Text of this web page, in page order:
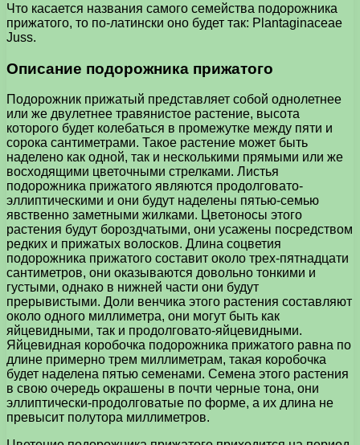
Что касается названия самого семейства подорожника
прижатого, то по-латински оно будет так: Plantaginaceae
Juss.
Описание подорожника прижатого
Подорожник прижатый представляет собой однолетнее
или же двулетнее травянистое растение, высота
которого будет колебаться в промежутке между пяти и
сорока сантиметрами. Такое растение может быть
наделено как одной, так и несколькими прямыми или же
восходящими цветочными стрелками. Листья
подорожника прижатого являются продолговато-
эллиптическими и они будут наделены пятью-семью
явственно заметными жилками. Цветоносы этого
растения будут бороздчатыми, они усажены посредством
редких и прижатых волосков. Длина соцветия
подорожника прижатого составит около трех-пятнадцати
сантиметров, они оказываются довольно тонкими и
густыми, однако в нижней части они будут
прерывистыми. Доли венчика этого растения составляют
около одного миллиметра, они могут быть как
яйцевидными, так и продолговато-яйцевидными.
Яйцевидная коробочка подорожника прижатого равна по
длине примерно трем миллиметрам, такая коробочка
будет наделена пятью семенами. Семена этого растения
в свою очередь окрашены в почти черные тона, они
эллиптически-продолговатые по форме, а их длина не
превысит полутора миллиметров.